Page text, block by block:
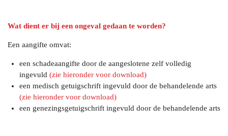
Wat dient er bij een ongeval gedaan te worden?
Een aangifte omvat:
een schadeaangifte door de aangeslotene zelf volledig
ingevuld (zie hieronder voor download)
een medisch getuigschrift ingevuld door de behandelende arts
(zie hieronder voor download)
een genezingsgetuigschrift ingevuld door de behandelende arts